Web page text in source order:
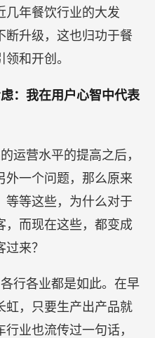
几年餐饮行业的大发
断升级，这也归功于餐
和开创。
：我在用户心智中代表
运营水平的提高之后，
外一个问题，那么原来
等等这些，为什么对于
，而现在这些，都变成
来？
行各业都是如此。在早
虹，只要生产出产品就
业也流传过一句话，